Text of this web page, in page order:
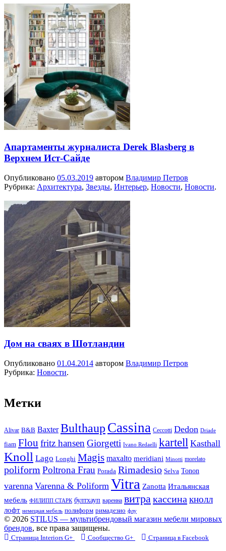
Апартаменты журналиста Derek Blasberg в
Верхнем Ист-Сайде
Опубликовано 05.03.2019 автором Владимир Петров
Рубрика: Архитектура, Звезды, Интерьер, Новости, Новости.
Дом на сваях в Шотландии
Опубликовано 01.04.2014 автором Владимир Петров
Рубрика: Новости.
Метки
Alivar B&B Baxter Bulthaup Cassina Ceccotti Dedon Driade
fiam Flou fritz hansen Giorgetti Ivano Redaelli kartell Kasthall
Knoll Lago Longhi Magis maxalto meridiani Minotti morelato
poliform Poltrona Frau Porada Rimadesio Selva Tonon
varenna Varenna & Poliform Vitra Zanotta Итальянская
мебель ФИЛИПП СТАРК бултхауп варенна витра кассина кнолл
лофт немецкая мебель полиформ римадезио флу
© 2026 STILUS — мультибрендовый магазин мебели мировых
брендов, все права защищены.
Страница Interiors G+ Сообщество G+ Страница в Facebook